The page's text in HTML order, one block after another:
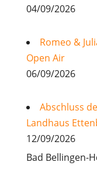
04/09/2026
Romeo &
Open Air
06/09/2026
Abschluss
Landhaus
12/09/2026
Bad Bellingen-